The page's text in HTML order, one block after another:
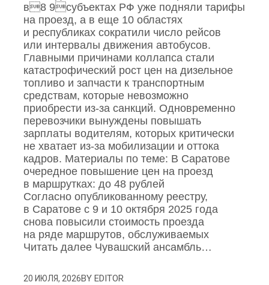
в8 9субъектах РФ уже подняли тарифы
на проезд, а в еще 10 областях
и республиках сократили число рейсов
или интервалы движения автобусов.
Главными причинами коллапса стали
катастрофический рост цен на дизельное
топливо и запчасти к транспортным
средствам, которые невозможно
приобрести из‑за санкций. Одновременно
перевозчики вынуждены повышать
зарплаты водителям, которых критически
не хватает из‑за мобилизации и оттока
кадров. Материалы по теме: В Саратове
очередное повышение цен на проезд
в маршрутках: до 48 рублей
Согласно опубликованному реестру,
в Саратове с 9 и 10 октября 2025 года
снова повысили стоимость проезда
на ряде маршрутов, обслуживаемых
Читать далее Чувашский ансамбль…
20 ИЮЛЯ, 2026BYEDITOR